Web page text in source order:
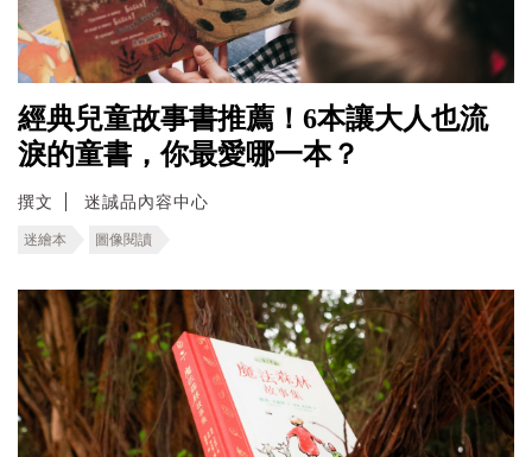
經典兒童故事書推薦！6本讓大人也流
淚的童書，你最愛哪一本？
撰文 迷誠品內容中心
迷繪本 圖像閱讀